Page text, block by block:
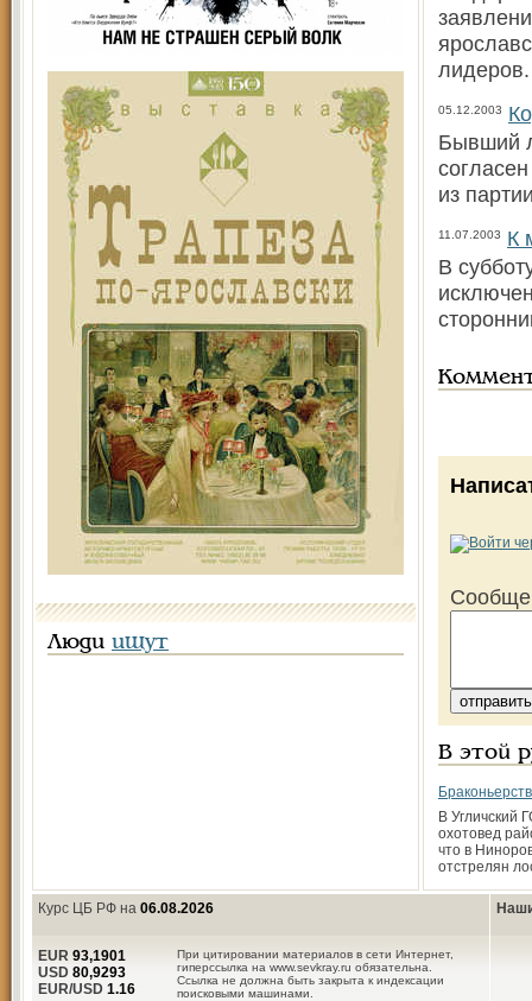
Люди ищут
лидеров.
05.12.2003
Бывший
из
11.07.2003
К
В
В этой
В Угличский
охотовед
что в
отстрелян
Курс ЦБ РФ на 06.08.2026
При цитировании материалов в сети Интернет,
гиперссылка на www.sevkray.ru обязательна.
Ссылка не должна быть закрыта к индексации
поисковыми машинами.
EUR 93,1901
USD 80,9293
EUR/USD 1.16